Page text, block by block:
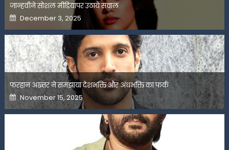
जान्हवीने सोशल मीडियापर उठाये सवाल
Posted
on
December 3, 2025
फरहान अख्तर ने समझाया देशभक्ति और अंधभक्ति का फर्क
Posted
on
November 15, 2025